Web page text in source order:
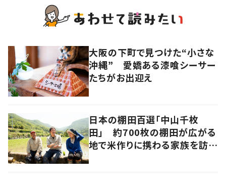
大阪の下町で見つけた“小さな
沖縄” 愛嬌ある漆喰シーサー
たちがお出迎え
日本の棚田百選「中山千枚
田」 約700枚の棚田が広がる
地で米作りに携わる家族を訪ね